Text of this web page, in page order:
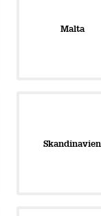
Malta
Skandinavien